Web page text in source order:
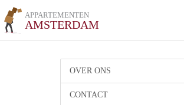
APPARTEMENTEN
AMSTERDAM
OVER ONS
CONTACT